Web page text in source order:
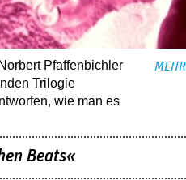
Pfaffenbichler
Trilogie
wie man es
MEHR
Beats«